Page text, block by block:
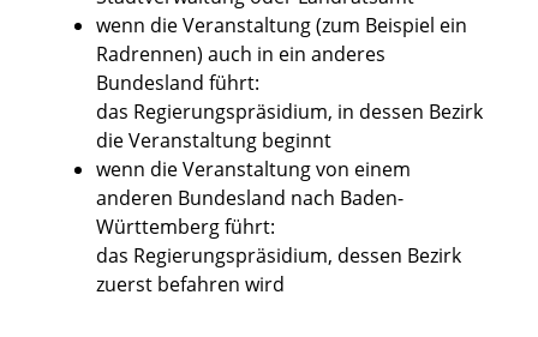
wenn die Veranstaltung (zum Beispiel ein
Radrennen) auch in ein anderes
Bundesland führt:
das Regierungspräsidium, in dessen Bezirk
die Veranstaltung beginnt
wenn die Veranstaltung von einem
anderen Bundesland nach Baden-
Württemberg führt:
das Regierungspräsidium, dessen Bezirk
zuerst befahren wird